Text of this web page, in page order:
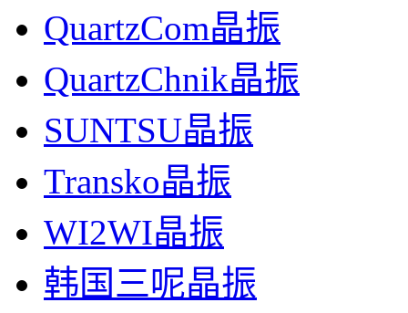
QuartzCom晶振
QuartzChnik晶振
SUNTSU晶振
Transko晶振
WI2WI晶振
韩国三呢晶振